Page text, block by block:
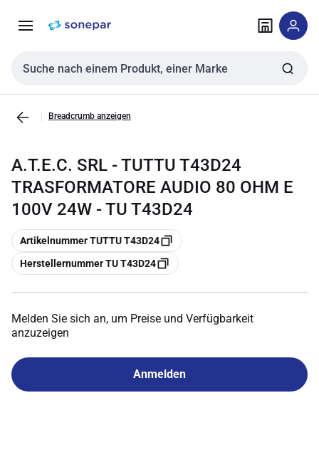
NavigationInhalt
Sucheingabe
Breadcrumb anzeigen
A.T.E.C. SRL - TUTTU T43D24
TRASFORMATORE AUDIO 80 OHM E
100V 24W - TU T43D24
Kopieren
Artikelnummer TUTTU T43D24
Kopieren
Herstellernummer TU T43D24
Melden Sie sich an, um Preise und Verfügbarkeit
anzuzeigen
Anmelden